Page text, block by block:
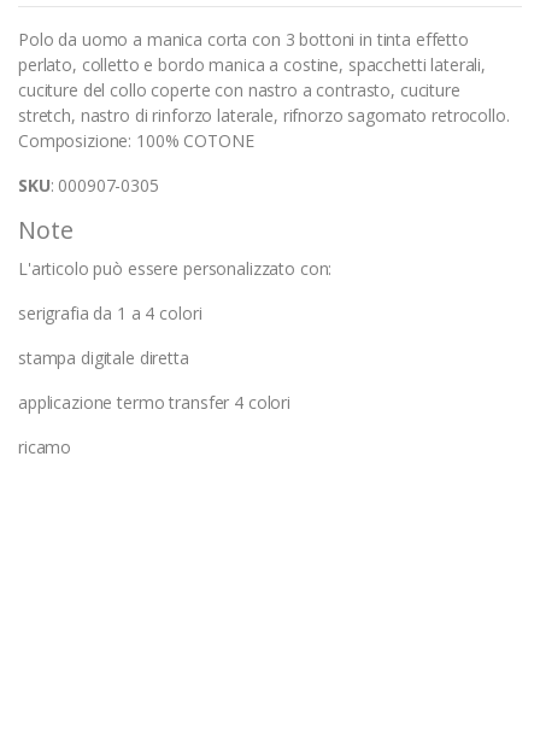
Polo da uomo a manica corta con 3 bottoni in tinta effetto
perlato, colletto e bordo manica a costine, spacchetti laterali,
cuciture del collo coperte con nastro a contrasto, cuciture
stretch, nastro di rinforzo laterale, rifnorzo sagomato retrocollo.
Composizione: 100% COTONE
SKU: 000907-0305
Note
L'articolo può essere personalizzato con:
serigrafia da 1 a 4 colori
stampa digitale diretta
applicazione termo transfer 4 colori
ricamo